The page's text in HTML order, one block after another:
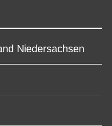
Niedersachsen